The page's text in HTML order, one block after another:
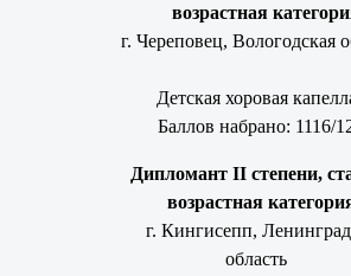
возрастная
г. Череповец, Вологодская
Детская хоровая
Баллов набрано: 1116/
Дипломант II степени,
возрастная
г. Кингисепп,
область